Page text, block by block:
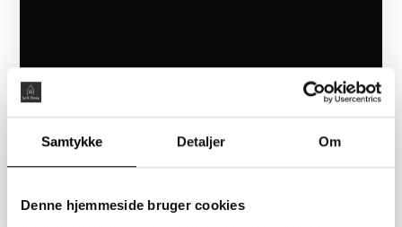
Samtykke Detaljer Om
Denne hjemmeside bruger cookies